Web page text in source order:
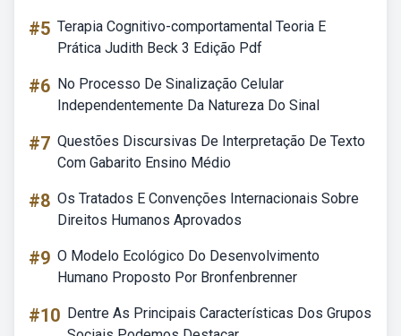
#5 Terapia Cognitivo-comportamental Teoria E
Prática Judith Beck 3 Edição Pdf
#6 No Processo De Sinalização Celular
Independentemente Da Natureza Do Sinal
#7 Questões Discursivas De Interpretação De Texto
Com Gabarito Ensino Médio
#8 Os Tratados E Convenções Internacionais Sobre
Direitos Humanos Aprovados
#9 O Modelo Ecológico Do Desenvolvimento
Humano Proposto Por Bronfenbrenner
#10 Dentre As Principais Características Dos Grupos